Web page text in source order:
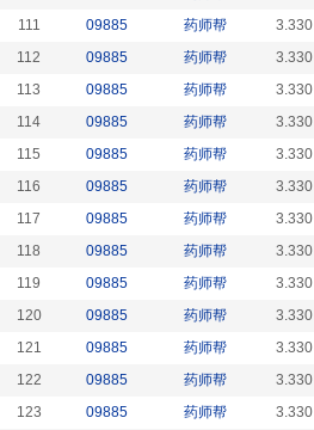
111
09885 药师帮 3.330
112
09885 药师帮 3.330
113
09885 药师帮 3.330
114
09885 药师帮 3.330
115
09885 药师帮 3.330
116
09885 药师帮 3.330
117
09885 药师帮 3.330
118
09885 药师帮 3.330
119
09885 药师帮 3.330
120
09885 药师帮 3.330
121
09885 药师帮 3.330
122
09885 药师帮 3.330
123
09885 药师帮 3.330